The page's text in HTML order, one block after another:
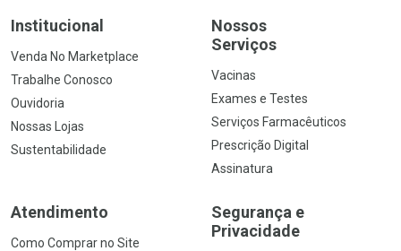
Institucional
Venda No Marketplace
Trabalhe Conosco
Ouvidoria
Nossas Lojas
Sustentabilidade
Nossos
Serviços
Vacinas
Exames e Testes
Serviços Farmacêuticos
Prescrição Digital
Assinatura
Atendimento
Como Comprar no Site
Segurança e
Privacidade